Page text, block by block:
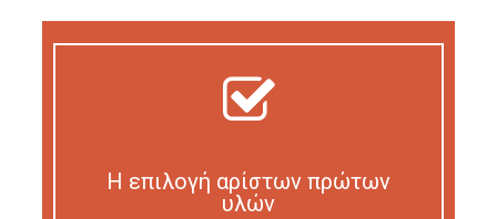
Η επιλογή αρίστων πρώτων
υλών